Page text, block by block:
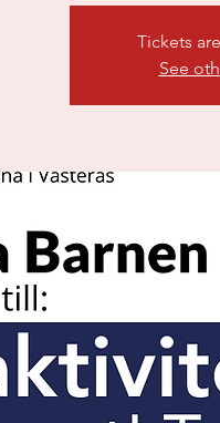
Tickets
See